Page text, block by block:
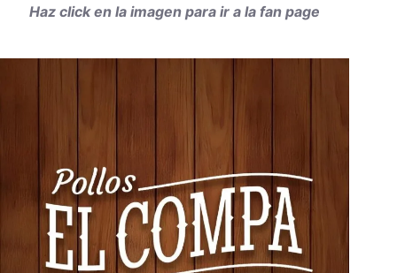
Haz click en la imagen para ir a la fan page